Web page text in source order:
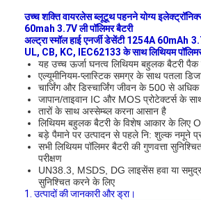
उच्च शक्ति वायरलेस ब्लूटूथ पहनने योग्य
60mah 3.7V ली पॉलिमर बैटरी
अल्ट्रा स्मॉल हाई एनर्जी डेसेंटी 1254A 60mAh
UL, CB, KC, IEC62133 के साथ लिथियम
यह उच्च ऊर्जा घनत्व लिथियम बहुलक बैटरी पैक
एल्यूमीनियम-प्लास्टिक समग्र के साथ पतला
चार्जिंग और डिस्चार्जिंग जीवन के 500 से
जापान/ताइवान IC और MOS प्रोटेक्टर्स के
तारों के साथ अस्सेम्ब्ल करना आसान है
लिथियम बहुलक बैटरी के विशेष आकार के लिए
बड़े पैमाने पर उत्पादन से पहले नि: शुल्क नमूने
सभी लिथियम पॉलिमर बैटरी की गुणवत्ता
परीक्षण
UN38.3, MSDS, DG लाइसेंस हवा या समुद्र
सुनिश्चित करने के लिए
1. उत्पादों की जानकारी और ड्रा।